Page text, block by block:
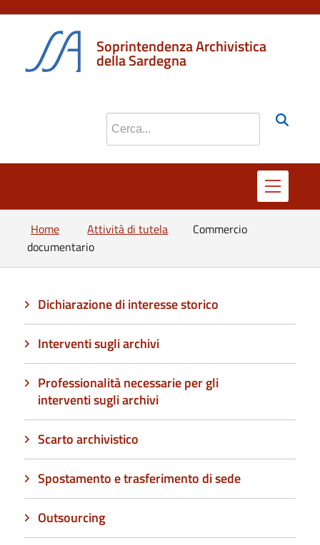
Soprintendenza Archivistica
della Sardegna
Cerca nel sito
Home Attività di tutela
Commercio
documentario
Dichiarazione di interesse storico
Interventi sugli archivi
Professionalità necessarie per gli
interventi sugli archivi
Scarto archivistico
Spostamento e trasferimento di sede
Outsourcing